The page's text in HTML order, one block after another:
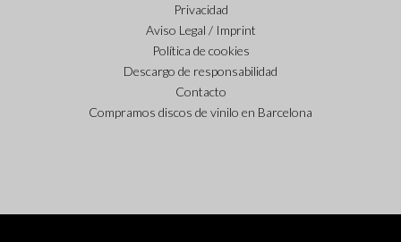
Privacidad
Aviso Legal / Imprint
Política de cookies
Descargo de responsabilidad
Contacto
Compramos discos de vinilo en Barcelona